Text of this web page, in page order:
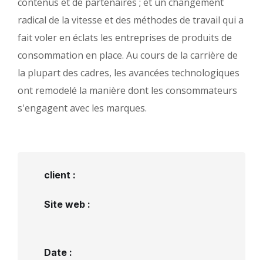
radical de la vitesse et des méthodes de travail qui a
fait voler en éclats les entreprises de produits de
consommation en place. Au cours de la carrière de
la plupart des cadres, les avancées technologiques
ont remodelé la manière dont les consommateurs
s'engagent avec les marques.
client :
Site web :
Date :